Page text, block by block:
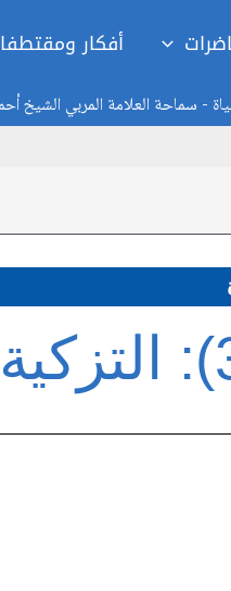
أفكار
- سماحة العلامة المربي الشيخ